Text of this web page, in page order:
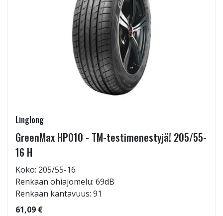
Linglong
GreenMax HP010 - TM-testimenestyjä! 205/55-
16 H
Koko: 205/55-16
Renkaan ohiajomelu: 69dB
Renkaan kantavuus: 91
61,09 €